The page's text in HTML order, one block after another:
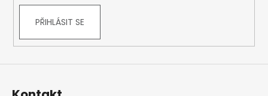
PŘIHLÁSIT SE